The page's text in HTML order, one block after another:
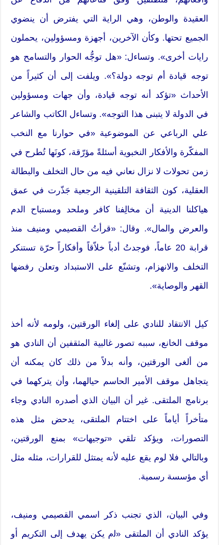
العقيدة والوطن، وهي الراية التي يفترض أن ينضوي
الجميع تحتها. وكأن الآخرين، أجهزة ومسؤولين، يحملون
رايات أخرى». وتساءل: «هل توجُّه الحوار والتسامح هو
توجه قيادة أم توجه دولة؟». ويلفت إلى أن كثيراً من
الأحداث «تؤكد أنه توجه قيادة، وأن جهات ومسؤولين
في الدولة لا يتبنى هذا التوجه». وتساءل الكاتب والشاعر
علي الرباعي عن الموضوعية «في حوارنا مع النخب
المفكّرة والأفكار النخبوية أسئلةً مؤرّقة، كونَها تُطرح في
زمن تحولات لا نزال نعاني فيه من حال التخلف والبطالة
العقلية، كون الثقافة التلقينية الرجعية جَذّرت في عمق
هياكلنا الدينية أن مخالِفنا كافر وملحد ومستباح الدم
والعرض والمال». وقال: «قرأتُ القصيمي ومنيف منذ
قرابة 20 عاماً، فوجدتُ أدباً خلاّقاً وأفكاراً حرّة تستنكر
التخلف والانهزام، وتشنّع على الاستبداد وتعلن رفضها
القهر والوصاية».
كيل الانتقاد للنادي على إلغاء الورقتين، ولومه لأنه أخذ
موقف الخانع، سببه تصور غالبية المثقفين أن النادي هو
من ألغى الورقتين، وأنه بدلاً من ذلك كان يمكنه أن
يتجاهل موقف الأمير الحاسم حيالهما، وأن يتركهما في
برنامج الملتقى. غير أن البيان الذي أصدره النادي وجاء
متأخراً أياماً على اختتام الملتقى، يدحض مثل هذه
التصورات، ويؤكد تلقي «توجيهات» بمنع الورقتين،
وبالتالي فلا لوم يقع عليه لأنه يمتثل للقرارات، مثله مثل
أي مؤسسة رسمية.
وفي البيان، الذي تجنب ذكر اسمي القصيمي ومنيف،
يؤكد النادي أﻥ ﺍﻟﻤﻠﺘﻘﻰ «ﻟم يكن يهدف ﺇﻟﻰ ﺍﻟﺘﻜريم ﺃﻭ